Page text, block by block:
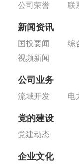
公司荣誉
联
新闻资讯
国投要闻 综
视频新闻
公司业务
流域开发 电
党的建设
党建动态
企业文化